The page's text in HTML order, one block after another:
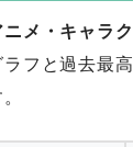
メ・キャラ
フと過去最